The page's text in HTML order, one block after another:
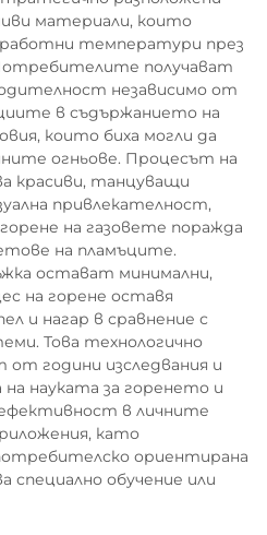
материали, които
температури през
получават
независимо от
в съдържанието на
които биха могли да
огньове. Процесът на
красиви, танцуващи
привлекателност,
на газовете поражда
на пламъците.
остават минимални,
на горене оставя
и нагар в сравнение с
Това технологично
години изследвания и
науката за горенето и
в личните
като
ориентирана
специално обучение или